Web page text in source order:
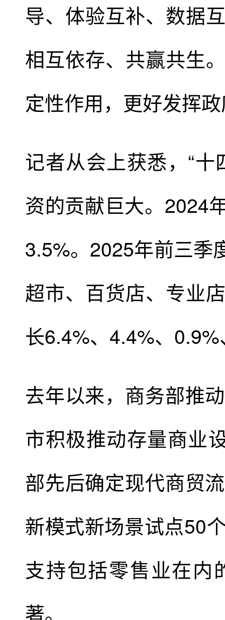
导、体验互补、数据
相互依存、共赢共生
定性作用，更好发挥
记者从会上获悉，“
资的贡献巨大。2024
3.5%。2025年前三季
超市、百货店、专业
长6.4%、4.4%、
去年以来，商务部推
市积极推动存量商业
部先后确定现代商贸
新模式新场景试点50
支持包括零售业在内
著。